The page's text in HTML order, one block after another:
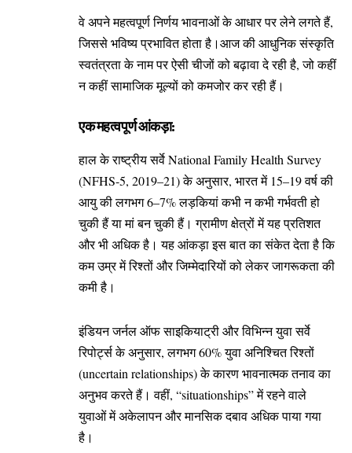
वे अपने महत्वपूर्ण निर्णय भावनाओं के आधार पर लेने लगते हैं,
जिससे भविष्य प्रभावित होता है।आज की आधुनिक संस्कृति
स्वतंत्रता के नाम पर ऐसी चीजों को बढ़ावा दे रही है, जो कहीं
न कहीं सामाजिक मूल्यों को कमजोर कर रही हैं।
एक महत्वपूर्ण आंकड़ा:
हाल के राष्ट्रीय सर्वे National Family Health Survey
(NFHS-5, 2019–21) के अनुसार, भारत में 15–19 वर्ष की
आयु की लगभग 6–7% लड़कियां कभी न कभी गर्भवती हो
चुकी हैं या मां बन चुकी हैं। ग्रामीण क्षेत्रों में यह प्रतिशत
और भी अधिक है। यह आंकड़ा इस बात का संकेत देता है कि
कम उम्र में रिश्तों और जिम्मेदारियों को लेकर जागरूकता की
कमी है।
इंडियन जर्नल ऑफ साइकियाट्री और विभिन्न युवा सर्वे
रिपोर्ट्स के अनुसार, लगभग 60% युवा अनिश्चित रिश्तों
(uncertain relationships) के कारण भावनात्मक तनाव का
अनुभव करते हैं। वहीं, “situationships” में रहने वाले
युवाओं में अकेलापन और मानसिक दबाव अधिक पाया गया
है।